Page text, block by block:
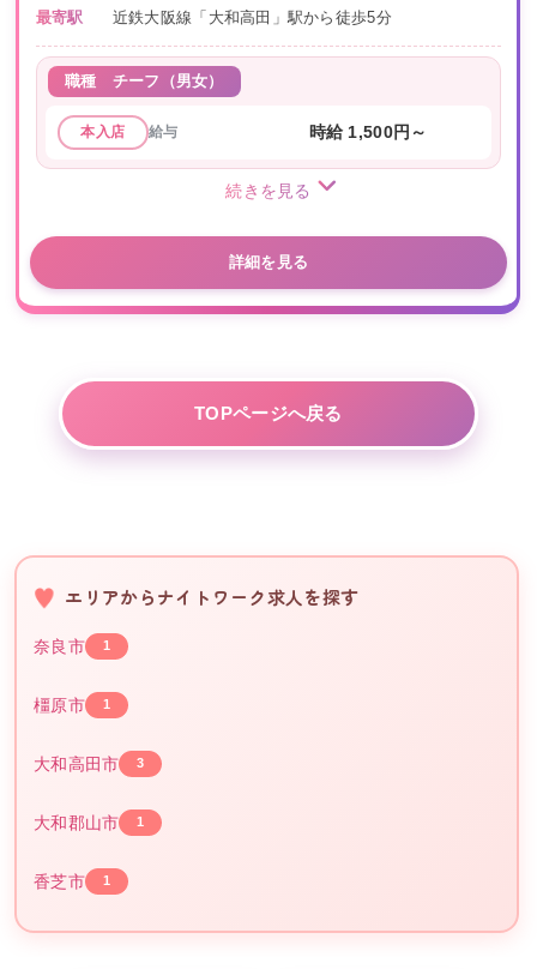
最寄駅
近鉄大阪線「大和高田」駅から徒歩5分
職種 チーフ（男女）
本入店 給与 時給 1,500円～
続きを見る
詳細を見る
TOPページへ戻る
エリアからナイトワーク求人を探す
奈良市 1
橿原市 1
大和高田市 3
大和郡山市 1
香芝市 1